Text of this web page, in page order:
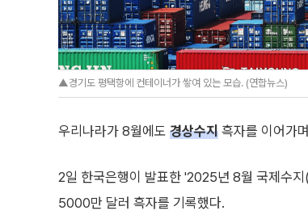
▲경기도 평택항에 컨테이너가 쌓여 있는 모습. (연합뉴스)
우리나라가 8월에도 경상수지 흑자를 이어가
2일 한국은행이 발표한 '2025년 8월 국제수
5000만 달러 흑자를 기록했다.